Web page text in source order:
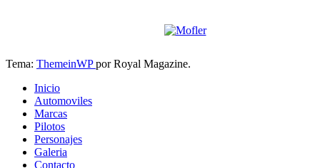
Tema: ThemeinWPpor Royal Magazine.
Inicio
Automoviles
Marcas
Pilotos
Personajes
Galeria
Contacto